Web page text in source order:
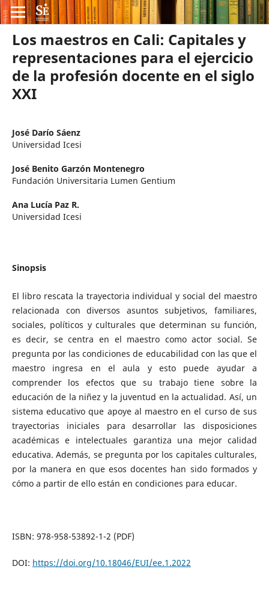
Los maestros en Cali: Capitales y
representaciones para el ejercicio
de la profesión docente en el siglo
XXI
José Darío Sáenz
Universidad Icesi
José Benito Garzón Montenegro
Fundación Universitaria Lumen Gentium
Ana Lucía Paz R.
Universidad Icesi
Sinopsis
El libro rescata la trayectoria individual y social del maestro
relacionada con diversos asuntos subjetivos, familiares,
sociales, políticos y culturales que determinan su función,
es decir, se centra en el maestro como actor social. Se
pregunta por las condiciones de educabilidad con las que el
maestro ingresa en el aula y esto puede ayudar a
comprender los efectos que su trabajo tiene sobre la
educación de la niñez y la juventud en la actualidad. Así, un
sistema educativo que apoye al maestro en el curso de sus
trayectorias iniciales para desarrollar las disposiciones
académicas e intelectuales garantiza una mejor calidad
educativa. Además, se pregunta por los capitales culturales,
por la manera en que esos docentes han sido formados y
cómo a partir de ello están en condiciones para educar.
ISBN: 978-958-53892-1-2 (PDF)
DOI: https://doi.org/10.18046/EUI/ee.1.2022